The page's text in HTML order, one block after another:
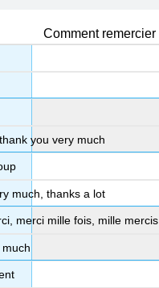
Comment remercier
you very much
much, thanks a lot
merci mille fois, mille mercis